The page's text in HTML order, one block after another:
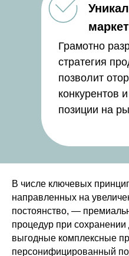
Грамотно
стратегия
позволит
конкурентов
позиции на
В числе ключевых
направленных на
постоянство, —
процедур при сохранении
выгодные комплексные
персонифицированный